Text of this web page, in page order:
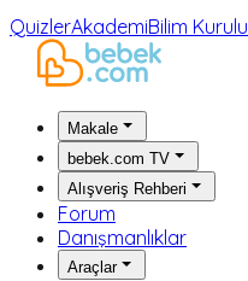
QuizlerAkademiBilim Kurulu
Makale
bebek.com TV
Alışveriş Rehberi
Forum
Danışmanlıklar
Araçlar